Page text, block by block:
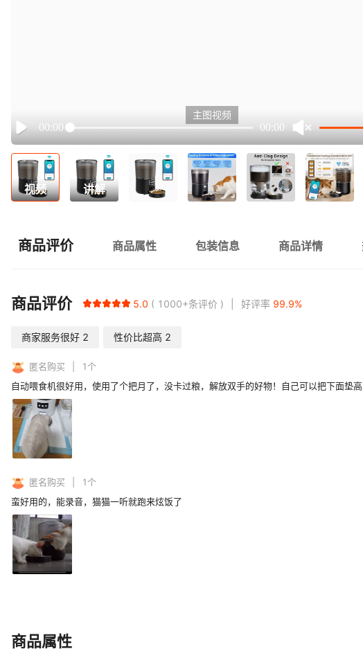
Play
00:00 00:00
主图视频
视频 讲解
商品评价 商品属性 包装信息 商品详情
商品评价 5.0 1000+条评价 好评率 99.9%
商家服务很好 2 性价比超高 2
匿名购买 1个
自动喂食机很好用，使用了个把月了，没卡过粮，解放双手的好物！自己可以把下面垫高
匿名购买 1个
蛮好用的，能录音，猫猫一听就跑来炫饭了
商品属性